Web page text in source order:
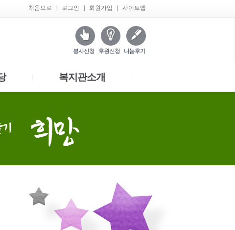
처음으로 | 로그인 | 회원가입 | 사이트맵
봉사신청 후원신청 나눔후기
복지관소개